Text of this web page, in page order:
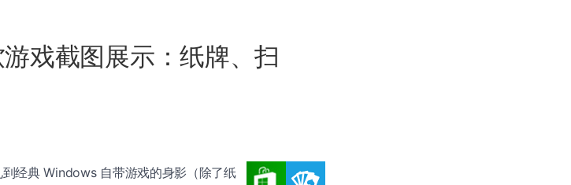
戏截图展示：纸牌、扫
经典 Windows 自带游戏的身影（除了纸